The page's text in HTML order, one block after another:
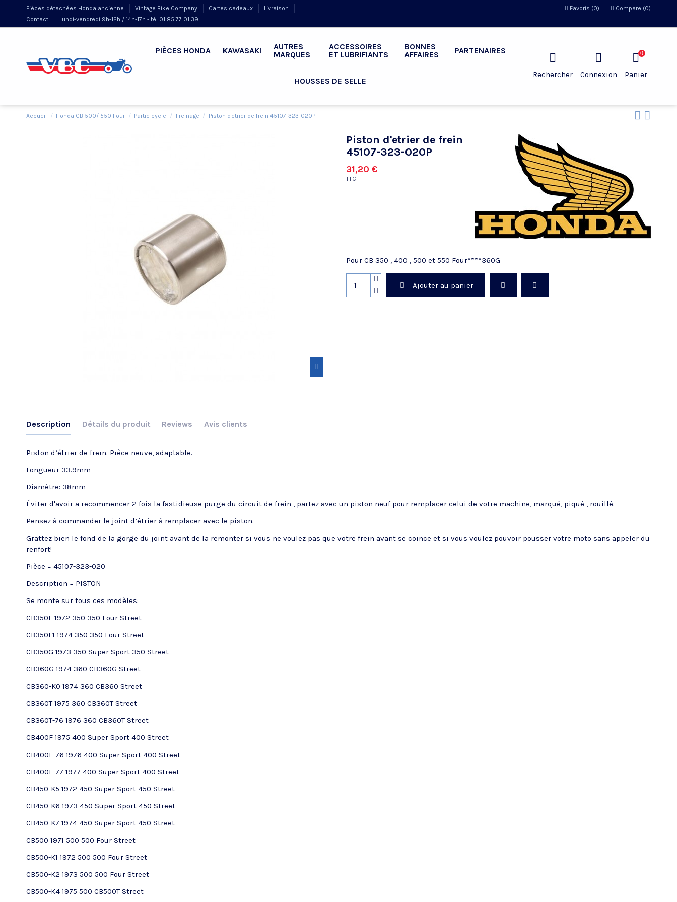
Pièces détachées Honda ancienne Vintage Bike Company Cartes cadeaux
Livraison
Contact
Lundi-vendredi 9h-12h / 14h-17h - tél 01 85 77 01 39
Favoris (0) Compare (0)
PIÈCES HONDA KAWASAKI
AUTRES
MARQUES
ACCESSOIRES
ET LUBRIFIANTS
BONNES
AFFAIRES
PARTENAIRES
HOUSSES DE SELLE
Rechercher Connexion
0
Panier
Accueil Honda CB 500/ 550 Four Partie cycle Freinage Piston d'etrier de frein 45107-323-020P
Piston d'etrier de frein
45107-323-020P
31,20 €
TTC
Pour CB 350 , 400 , 500 et 550 Four****360G
Ajouter au panier
Description Détails du produit Reviews Avis clients
Piston d’étrier de frein. Pièce neuve, adaptable.
Longueur 33.9mm
Diamètre: 38mm
Éviter d'avoir a recommencer 2 fois la fastidieuse purge du circuit de frein , partez avec un piston neuf pour remplacer celui de votre machine, marqué, piqué , rouillé.
Pensez à commander le joint d’étrier à remplacer avec le piston.
Grattez bien le fond de la gorge du joint avant de la remonter si vous ne voulez pas que votre frein avant se coince et si vous voulez pouvoir pousser votre moto sans appeler du
renfort!
Pièce = 45107-323-020
Description = PISTON
Se monte sur tous ces modèles:
CB350F 1972 350 350 Four Street
CB350F1 1974 350 350 Four Street
CB350G 1973 350 Super Sport 350 Street
CB360G 1974 360 CB360G Street
CB360-K0 1974 360 CB360 Street
CB360T 1975 360 CB360T Street
CB360T-76 1976 360 CB360T Street
CB400F 1975 400 Super Sport 400 Street
CB400F-76 1976 400 Super Sport 400 Street
CB400F-77 1977 400 Super Sport 400 Street
CB450-K5 1972 450 Super Sport 450 Street
CB450-K6 1973 450 Super Sport 450 Street
CB450-K7 1974 450 Super Sport 450 Street
CB500 1971 500 500 Four Street
CB500-K1 1972 500 500 Four Street
CB500-K2 1973 500 500 Four Street
CB500-K4 1975 500 CB500T Street